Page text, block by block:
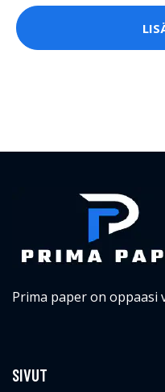
Prima paper on
SIVUT